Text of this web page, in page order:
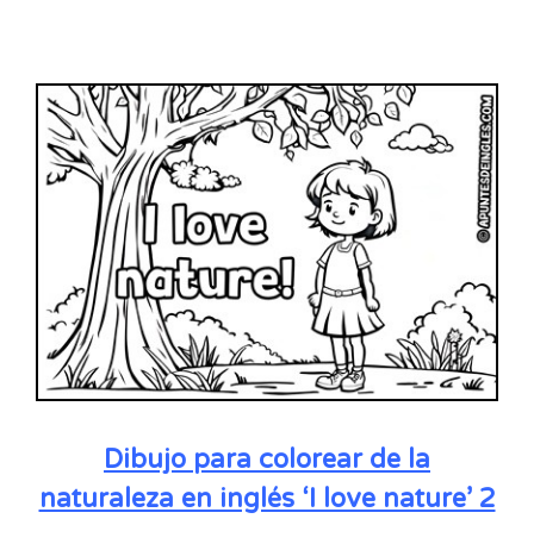
Dibujo para colorear de la
naturaleza en inglés ‘I love nature’ 2